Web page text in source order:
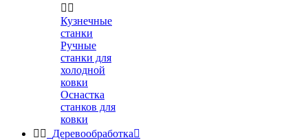
 
Кузнечные
станки
Ручные
станки для
холодной
ковки
Оснастка
станков для
ковки
  Деревообработка